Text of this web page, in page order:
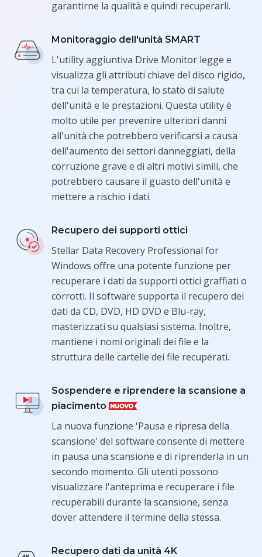
garantirne la qualità e quindi recuperarli.
Monitoraggio dell'unità SMART
L'utility aggiuntiva Drive Monitor legge e
visualizza gli attributi chiave del disco rigido,
tra cui la temperatura, lo stato di salute
dell'unità e le prestazioni. Questa utility è
molto utile per prevenire ulteriori danni
all'unità che potrebbero verificarsi a causa
dell'aumento dei settori danneggiati, della
corruzione grave e di altri motivi simili, che
potrebbero causare il guasto dell'unità e
mettere a rischio i dati.
Recupero dei supporti ottici
Stellar Data Recovery Professional for
Windows offre una potente funzione per
recuperare i dati da supporti ottici graffiati o
corrotti. Il software supporta il recupero dei
dati da CD, DVD, HD DVD e Blu-ray,
masterizzati su qualsiasi sistema. Inoltre,
mantiene i nomi originali dei file e la
struttura delle cartelle dei file recuperati.
Sospendere e riprendere la scansione a
piacimento
La nuova funzione 'Pausa e ripresa della
scansione' del software consente di mettere
in pausa una scansione e di riprenderla in un
secondo momento. Gli utenti possono
visualizzare l'anteprima e recuperare i file
recuperabili durante la scansione, senza
dover attendere il termine della stessa.
Recupero dati da unità 4K